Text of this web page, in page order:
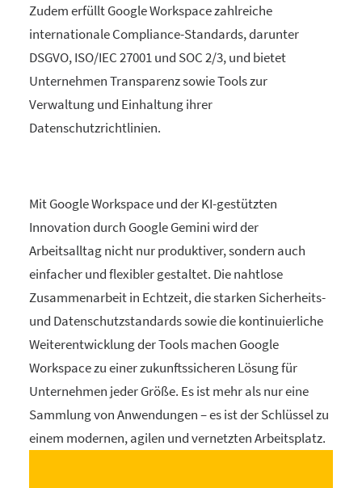
Zudem erfüllt Google Workspace zahlreiche
internationale Compliance-Standards, darunter
DSGVO, ISO/IEC 27001 und SOC 2/3, und bietet
Unternehmen Transparenz sowie Tools zur
Verwaltung und Einhaltung ihrer
Datenschutzrichtlinien.
Mit Google Workspace und der KI-gestützten
Innovation durch Google Gemini wird der
Arbeitsalltag nicht nur produktiver, sondern auch
einfacher und flexibler gestaltet. Die nahtlose
Zusammenarbeit in Echtzeit, die starken Sicherheits-
und Datenschutzstandards sowie die kontinuierliche
Weiterentwicklung der Tools machen Google
Workspace zu einer zukunftssicheren Lösung für
Unternehmen jeder Größe. Es ist mehr als nur eine
Sammlung von Anwendungen – es ist der Schlüssel zu
einem modernen, agilen und vernetzten Arbeitsplatz.